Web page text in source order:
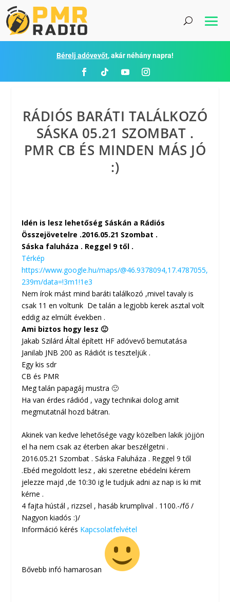
Bérelj adóvevőt, akár néhány napra!
RÁDIÓS BARÁTI TALÁLKOZÓ
SÁSKA 05.21 SZOMBAT .
PMR CB ÉS MINDEN MÁS JÓ
:)
Idén is lesz lehetőség Sáskán a Rádiós
Összejövetelre .2016.05.21 Szombat .
Sáska faluháza . Reggel 9 től .
Térkép
https://www.google.hu/maps/@46.9378094,17.4787055,
239m/data=!3m1!1e3
Nem írok mást mind baráti találkozó ,mivel tavaly is
csak 11 en voltunk De talán a legjobb kerek asztal volt
eddig az elmúlt években .
Ami biztos hogy lesz 🙂
Jakab Szilárd Által épített HF adóvevő bemutatása
Janilab JNB 200 as Rádiót is teszteljük .
Egy kis sdr
CB és PMR
Meg talán papagáj mustra 🙂
Ha van érdes rádiód , vagy technikai dolog amit
megmutatnál hozd bátran.
Akinek van kedve lehetősége vagy közelben lakik jöjjön
el ha nem csak az éterben akar beszélgetni .
2016.05.21 Szombat . Sáska Faluháza . Reggel 9 től
.Ebéd megoldott lesz , aki szeretne ebédelni kérem
jelezze majd ,de 10:30 ig le tudjuk adni az nap is ki mit
kérne .
4 fajta hústál , rizzsel , hasáb krumplival . 1100.-/fő /
Nagyon kiadós :)/
Információ kérés Kapcsolatfelvétel
Bővebb infó hamarosan